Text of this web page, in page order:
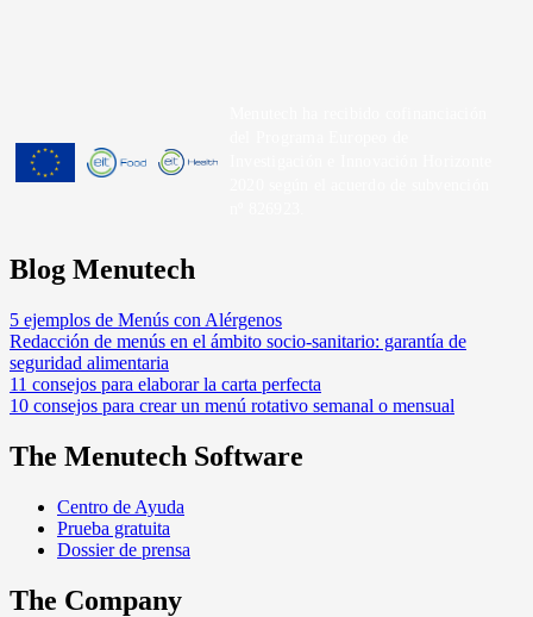
Blog Menutech
5 ejemplos de Menús con Alérgenos
Redacción de menús en el ámbito socio-sanitario: garantía de
seguridad alimentaria
11 consejos para elaborar la carta perfecta
10 consejos para crear un menú rotativo semanal o mensual
The Menutech Software
Centro de Ayuda
Prueba gratuita
Dossier de prensa
The Company